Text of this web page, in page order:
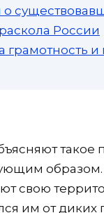
о
России
грамотность
такое
свою
им от диких